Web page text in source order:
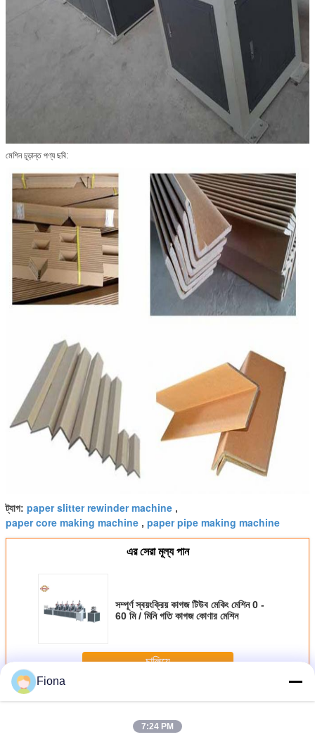
মেশিন চূড়ান্ত পণ্য ছবি:
ট্যাগ: paper slitter rewinder machine ,
paper core making machine , paper pipe making machine
এর সেরা মূল্য পান
সম্পূর্ণ স্বয়ংক্রিয় কাগজ টিউব মেকিং মেশিন 0 -
60 মি / মিনি গতি কাগজ কোণার মেশিন
চালিয়ে
অধিকস্বয়ংক্রিয় কাগজ টিউব মেকিং মেশিন
Fiona
7:24 PM